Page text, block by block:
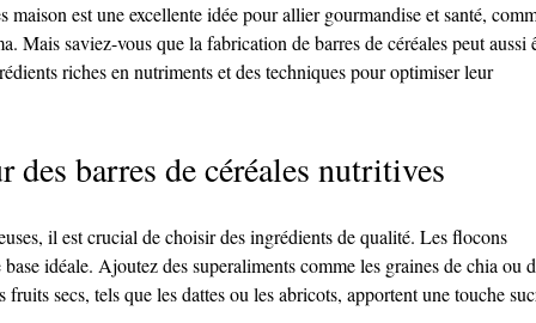
maison est une excellente idée pour allier gourmandise et santé,
Mais saviez-vous que la fabrication de barres de céréales peut aussi
riches en nutriments et des techniques pour optimiser leur
des barres de céréales nutritives
il est crucial de choisir des ingrédients de qualité. Les flocons
idéale. Ajoutez des superaliments comme les graines de chia ou
secs, tels que les dattes ou les abricots, apportent une touche